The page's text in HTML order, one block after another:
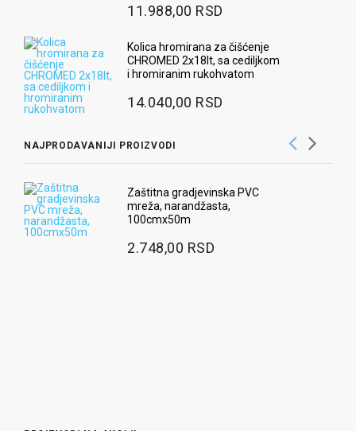
11.988,00 RSD
Kolica hromirana za čišćenje
CHROMED 2x18lt, sa cediljkom
i hromiranim rukohvatom
14.040,00 RSD
NAJPRODAVANIJI PROIZVODI
Zaštitna gradjevinska PVC
mreža, narandžasta,
100cmx50m
2.748,00 RSD